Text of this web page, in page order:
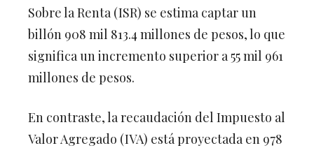
Sobre la Renta (ISR) se estima captar un
billón 908 mil 813.4 millones de pesos, lo que
significa un incremento superior a 55 mil 961
millones de pesos.
En contraste, la recaudación del Impuesto al
Valor Agregado (IVA) está proyectada en 978